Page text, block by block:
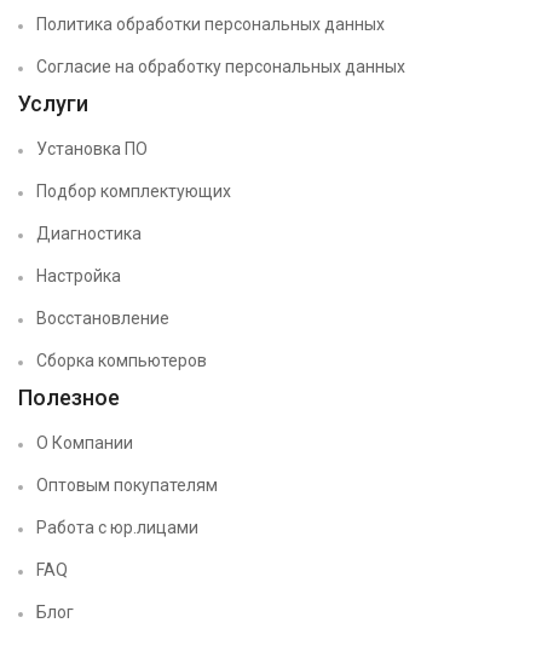
Политика обработки персональных данных
Согласие на обработку персональных данных
Услуги
Установка ПО
Подбор комплектующих
Диагностика
Настройка
Восстановление
Сборка компьютеров
Полезное
О Компании
Оптовым покупателям
Работа с юр.лицами
FAQ
Блог